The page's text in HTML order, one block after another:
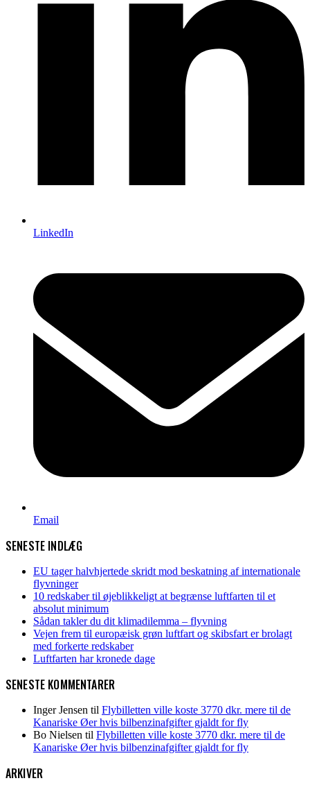
LinkedIn
Email
SENESTE INDLÆG
EU tager halvhjertede skridt mod beskatning af internationale
flyvninger
10 redskaber til øjeblikkeligt at begrænse luftfarten til et
absolut minimum
Sådan takler du dit klimadilemma – flyvning
Vejen frem til europæisk grøn luftfart og skibsfart er brolagt
med forkerte redskaber
Luftfarten har kronede dage
SENESTE KOMMENTARER
Inger Jensen til Flybilletten ville koste 3770 dkr. mere til de
Kanariske Øer hvis bilbenzinafgifter gjaldt for fly
Bo Nielsen til Flybilletten ville koste 3770 dkr. mere til de
Kanariske Øer hvis bilbenzinafgifter gjaldt for fly
ARKIVER